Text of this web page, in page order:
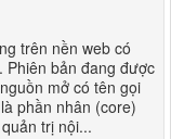
trên nền web có
Phiên bản đang được
mở có tên gọi
phần nhân (core)
trị nội...